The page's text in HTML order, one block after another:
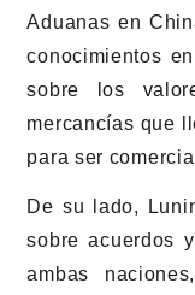
Aduanas en
conocimientos
sobre los
mercancías que
para ser
De su lado,
sobre acuerdos
ambas